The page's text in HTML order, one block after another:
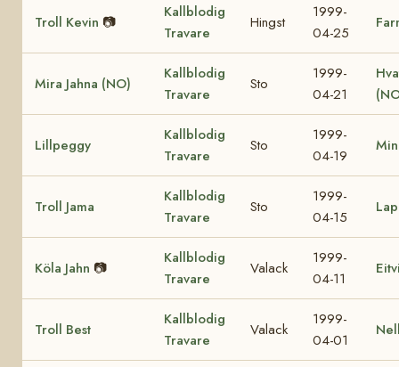
Troll Kevin 📷
Kallblodig
Travare
Hingst
1999-
04-25
Mira Jahna (NO)
Kallblodig
Travare
Sto
1999-
04-21
Lillpeggy
Kallblodig
Travare
Sto
1999-
04-19
Troll Jama
Kallblodig
Travare
Sto
1999-
04-15
Köla Jahn 📷
Kallblodig
Travare
Valack
1999-
04-11
Troll Best
Kallblodig
Travare
Valack
1999-
04-01